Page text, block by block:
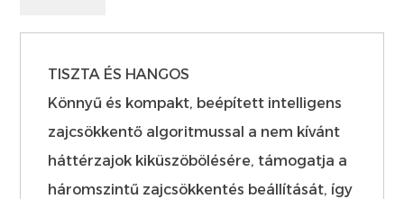
TISZTA ÉS HANGOS
Könnyű és kompakt, beépített intelligens
zajcsökkentő algoritmussal a nem kívánt
háttérzajok kiküszöbölésére, támogatja a
háromszintű zajcsökkentés beállítását, így